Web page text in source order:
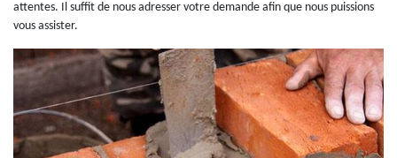
attentes. Il suffit de nous adresser votre demande afin que nous puissions
vous assister.